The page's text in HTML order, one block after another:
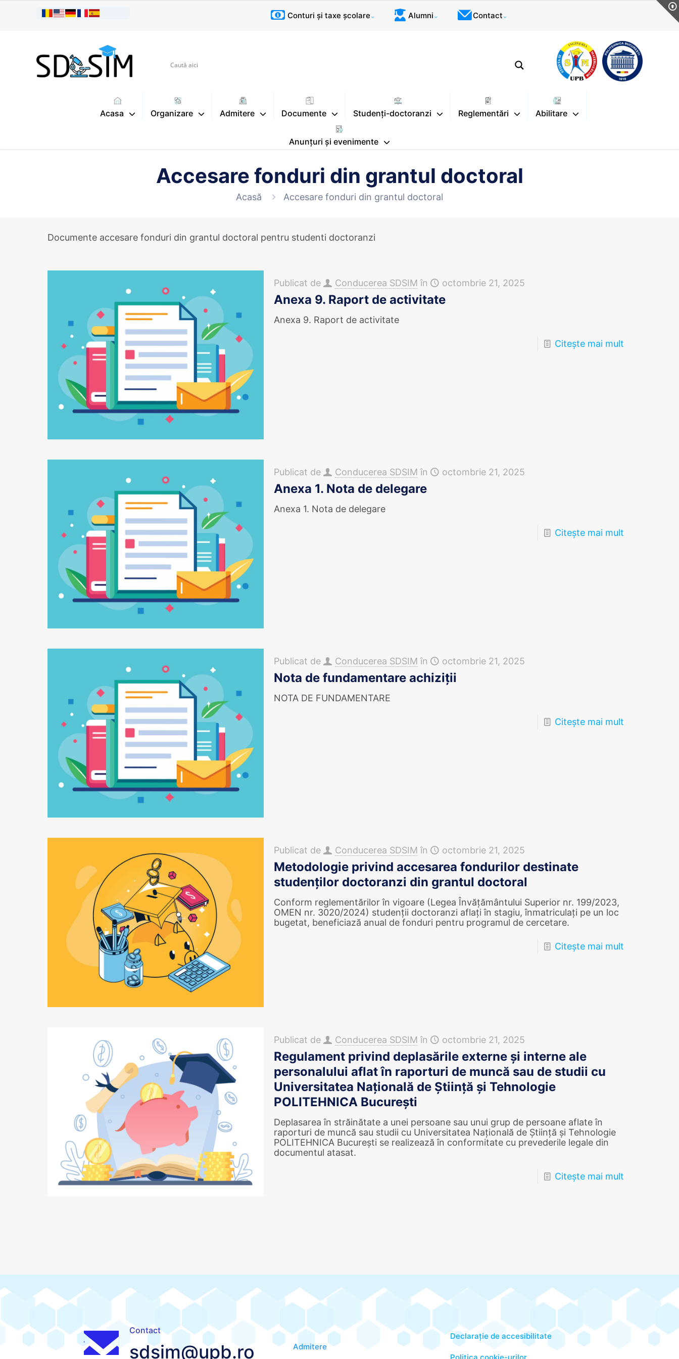
Conturi și taxe școlare Alumni Contact
Acasa Organizare Admitere Documente Studenți-doctoranzi Reglementări Abilitare
Anunțuri și evenimente
Accesare fonduri din grantul doctoral
Acasă Accesare fonduri din grantul doctoral
Documente accesare fonduri din grantul doctoral pentru studenti doctoranzi
Publicat de Conducerea SDSIM în octombrie 21, 2025
Anexa 9. Raport de activitate
Anexa 9. Raport de activitate
Citește mai mult
Publicat de Conducerea SDSIM în octombrie 21, 2025
Anexa 1. Nota de delegare
Anexa 1. Nota de delegare
Citește mai mult
Publicat de Conducerea SDSIM în octombrie 21, 2025
Nota de fundamentare achiziții
NOTA DE FUNDAMENTARE
Citește mai mult
Publicat de Conducerea SDSIM în octombrie 21, 2025
Metodologie privind accesarea fondurilor destinate
studenţilor doctoranzi din grantul doctoral
Conform reglementărilor în vigoare (Legea Învăţământului Superior nr. 199/2023,
OMEN nr. 3020/2024) studenţii doctoranzi aflaţi în stagiu, înmatriculaţi pe un loc
bugetat, beneficiază anual de fonduri pentru programul de cercetare.
Citește mai mult
Publicat de Conducerea SDSIM în octombrie 21, 2025
Regulament privind deplasările externe și interne ale
personalului aflat în raporturi de muncă sau de studii cu
Universitatea Națională de Știință și Tehnologie
POLITEHNICA București
Deplasarea în străinătate a unei persoane sau unui grup de persoane aflate în
raporturi de muncă sau studii cu Universitatea Națională de Știință și Tehnologie
POLITEHNICA București se realizează în conformitate cu prevederile legale din
documentul atasat.
Citește mai mult
Contact
sdsim@upb.ro Admitere
Declarație de accesibilitate